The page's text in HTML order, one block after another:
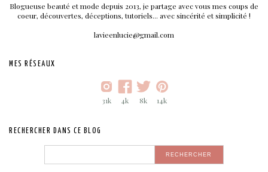
Blogueuse beauté et mode depuis 2013, je partage avec vous mes coups de
coeur, découvertes, déceptions, tutoriels... avec sincérité et simplicité !
lavieenlucie@gmail.com
MES RÉSEAUX
31k 4k 8k 14k
RECHERCHER DANS CE BLOG